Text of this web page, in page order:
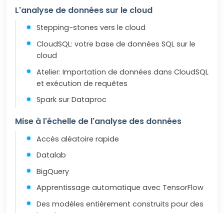
L'analyse de données sur le cloud
Stepping-stones vers le cloud
CloudSQL: votre base de données SQL sur le
cloud
Atelier: Importation de données dans CloudSQL
et exécution de requêtes
Spark sur Dataproc
Mise à l'échelle de l'analyse des données
Accès aléatoire rapide
Datalab
BigQuery
Apprentissage automatique avec TensorFlow
Des modèles entièrement construits pour des